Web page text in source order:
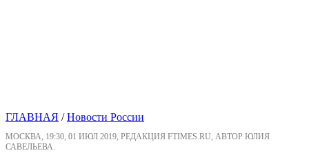
ГЛАВНАЯ /Новости России
МОСКВА, 19:30, 01 ИЮЛ 2019, РЕДАКЦИЯ FTIMES.RU, АВТОР ЮЛИЯ
САВЕЛЬЕВА.